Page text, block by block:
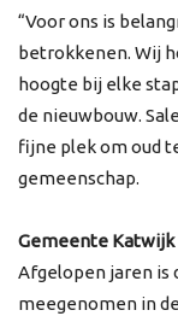
“Voor ons is
betrokkenen. Wij
hoogte bij elke
de nieuwbouw.
fijne plek om oud
gemeenschap.
Gemeente Katwijk
Afgelopen jaren is
meegenomen in